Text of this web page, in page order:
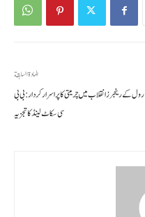
المادة السابقة
رول کے رینجرز انقلاب میں چر میتی کا پراسرار کردار: بی بی
سی سکاٹ لینڈ کا تجزیہ